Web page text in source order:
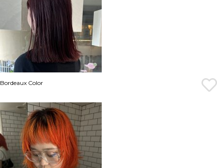
Bordeaux Color